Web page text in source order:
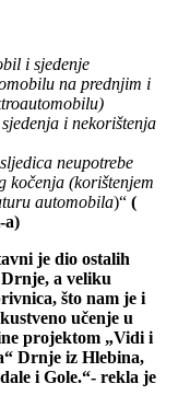
i sjedenje
na prednjim i
i nekorištenja
neupotrebe
kočenja (korištenjem
automobila)“ (
a)
je dio ostalih
a veliku
što nam je i
učenje u
projektom „Vidi i
Drnje iz Hlebina,
i Gole.“- rekla je